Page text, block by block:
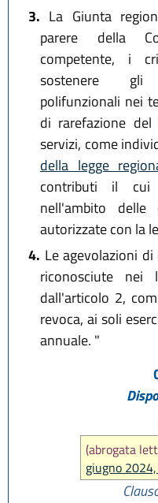
3. La Giunta
parere della
competente, i
sostenere gli
polifunzionali nei
di rarefazione
servizi, come
della legge
contributi il cui
nell'ambito delle
autorizzate con la
4. Le agevolazioni
riconosciute
dall'articolo 2,
revoca, ai soli
annuale. "
(abrogata
giugno